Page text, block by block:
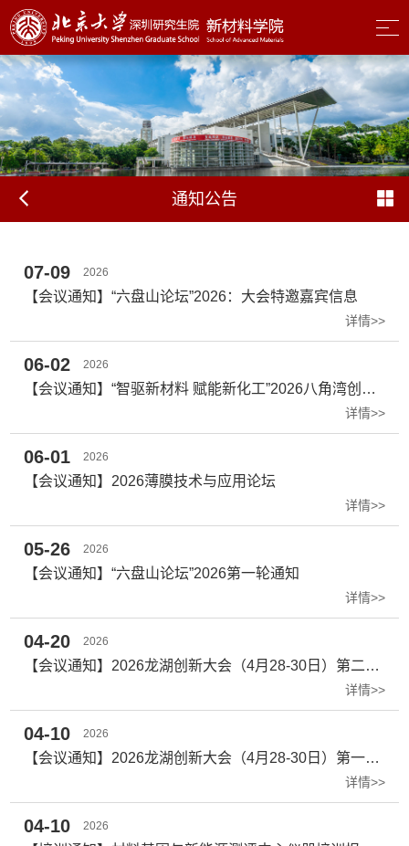
通知公告
07-09 2026
【会议通知】“六盘山论坛”2026：大会特邀嘉宾信息
详情>>
06-02 2026
【会议通知】“智驱新材料 赋能新化工”2026八角湾创新大会
详情>>
06-01 2026
【会议通知】2026薄膜技术与应用论坛
详情>>
05-26 2026
【会议通知】“六盘山论坛”2026第一轮通知
详情>>
04-20 2026
【会议通知】2026龙湖创新大会（4月28-30日）第二轮通知
详情>>
04-10 2026
【会议通知】2026龙湖创新大会（4月28-30日）第一轮通知
详情>>
04-10 2026